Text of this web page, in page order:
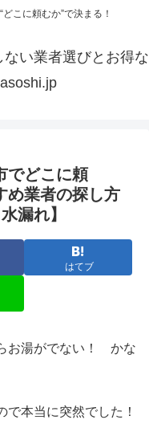
こに頼むか”で決まる！
ない業者選びとお得な
どこに頼
業者の探し方
漏れ】
はてブ
お湯がでない！ かな
本当に突然でした！